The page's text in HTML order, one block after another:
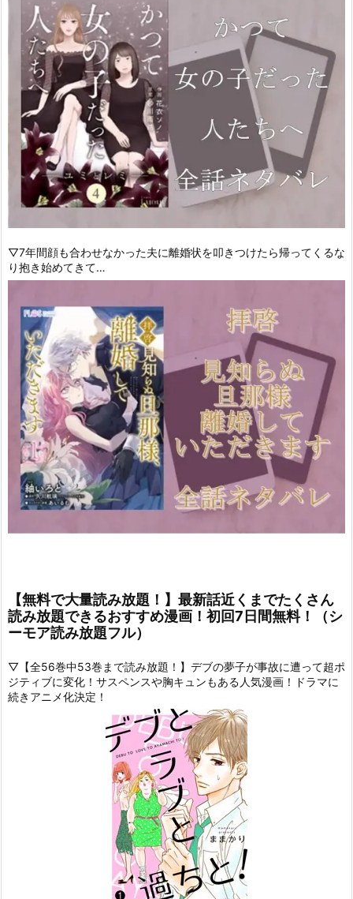
▽7年間顔も合わせなかった夫に離婚状を叩きつけたら帰ってくるな
り抱き始めてきて…
【無料で大量読み放題！】最新話近くまでたくさん
読み放題できるおすすめ漫画！初回7日間無料！（シ
ーモア読み放題フル）
▽【全56巻中53巻まで読み放題！】デブの夢子が事故に遭って超ポ
ジティブに変化！サスペンスや胸キュンもある人気漫画！ドラマに
続きアニメ化決定！